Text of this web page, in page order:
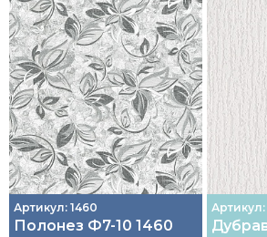
Артикул: 1460
Полонез Ф7-10 1460
Артикул: